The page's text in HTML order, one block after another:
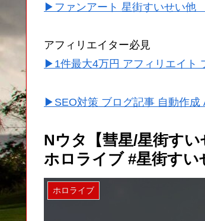
▶ファンアート 星街すいせい他
アフィリエイター必見
▶1件最大4万円 アフィリエイト
▶SEO対策 ブログ記事 自動作成
Nウタ【彗星/星街す
ホロライブ #星街す
ホロライブ